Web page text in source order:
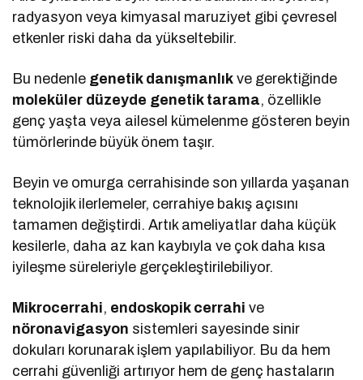
radyasyon veya kimyasal maruziyet gibi çevresel
etkenler riski daha da yükseltebilir.
Bu nedenle genetik danışmanlık ve gerektiğinde
moleküler düzeyde genetik tarama, özellikle
genç yaşta veya ailesel kümelenme gösteren beyin
tümörlerinde büyük önem taşır.
Beyin ve omurga cerrahisinde son yıllarda yaşanan
teknolojik ilerlemeler, cerrahiye bakış açısını
tamamen değiştirdi. Artık ameliyatlar daha küçük
kesilerle, daha az kan kaybıyla ve çok daha kısa
iyileşme süreleriyle gerçekleştirilebiliyor.
Mikrocerrahi, endoskopik cerrahi ve
nöronavigasyon sistemleri sayesinde sinir
dokuları korunarak işlem yapılabiliyor. Bu da hem
cerrahi güvenliği artırıyor hem de genç hastaların